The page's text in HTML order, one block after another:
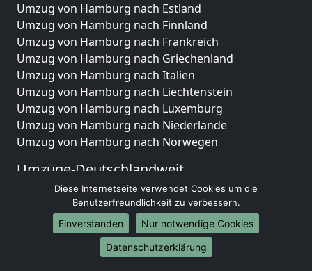
Umzug von Hamburg nach Estland
Umzug von Hamburg nach Finnland
Umzug von Hamburg nach Frankreich
Umzug von Hamburg nach Griechenland
Umzug von Hamburg nach Italien
Umzug von Hamburg nach Liechtenstein
Umzug von Hamburg nach Luxemburg
Umzug von Hamburg nach Niederlande
Umzug von Hamburg nach Norwegen
Umzüge-Deutschlandweit
Umzug von Hamburg nach Berlin
Umzug von Hamburg nach Hamburg
Umzug von Hamburg nach München
Umzug von Hamburg nach Köln
Umzug von Hamburg nach Frankfurt am Main
Diese Internetseite verwendet Cookies um die
Benutzerfreundlichkeit zu verbessern.
Einverstanden
Nur notwendige Cookies
Datenschutzerklärung